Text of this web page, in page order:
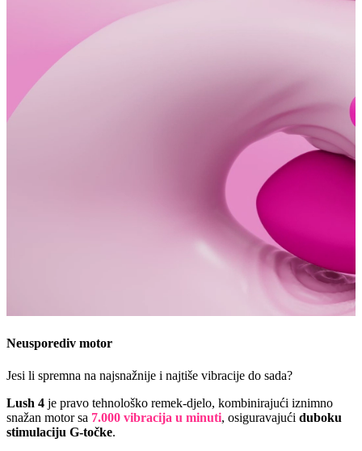
Neusporediv motor
Jesi li spremna na najsnažnije i najtiše vibracije do sada?
Lush 4 je pravo tehnološko remek-djelo, kombinirajući iznimno
snažan motor sa 7.000 vibracija u minuti, osiguravajući duboku
stimulaciju G-točke.